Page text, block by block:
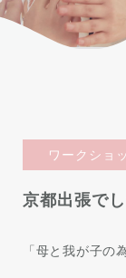
ワークショ
京都出張で
「母と我が子の